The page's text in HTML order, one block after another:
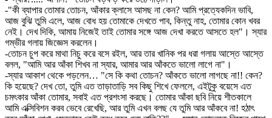
-"কী ব্যাপার তোমার তোচন, আঁকার ক্লাসে আসছ না কেন? আমি প্রত্যেকদিন ভাবি,
আজ বুঝি তুমি এলে, আজ বোধ হয় তোমাকে দেখতে পাব, কিন্তু নাহ, তোমার কোন খবর
নেই। দেখ দিকি, আমায় নিজেই তাই তোমার সঙ্গে আজ দেখা করতে আসতে হল"। স্যার
গম্ভীর গলায় জিজ্ঞেস করলেন।
-তোচন চুপ করে মাথা নিচু করে বসে রইল, আর তার খানিক পর ধরা গলায় আস্তে আস্তে
বলল, "আমি আর আঁকা শিখব না স্যার, আমার আর আঁকতে ভালো লাগে না"।
-স্যার আকাশ থেকে পড়লেন… "সে কি কথা তোচন? আঁকতে ভালো লাগছে না!! কেন?
কি হয়েছে? দেখ তো, তুমি এত তাড়াতাড়ি সব কিছু শিখে ফেললে, এইটুকু বয়েসে এত
চমৎকার আঁকা তোমার, সবাই এত প্রশংসা করছে। তোমার আঁকা ছবি নিয়ে শীতকালে
আমি এক্সিবিশন করব ভেবে রেখেছি, আর তুমি এখন বলছ যে তুমি আর আঁকবে না! হঠাৎ